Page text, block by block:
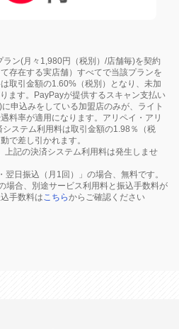
ン(月々1,980円（税別）/店舗毎)を契約
存在する実店舗）すべてで当該プランを
取引金額の1.60%（税別）となり、未加
ます。PayPayが提供するスキャン支払い
申込みをしている加盟店のみが、ライト
料率が適用になります。アリペイ・アリ
ステム利用料は取引金額の1.98％（税
で差し引かれます。
上記の決済システム利用料は発生しませ
日振込（月1回）」の場合、無料です。
場合、別途サービス利用料と振込手数料が
手数料はこちらからご確認ください